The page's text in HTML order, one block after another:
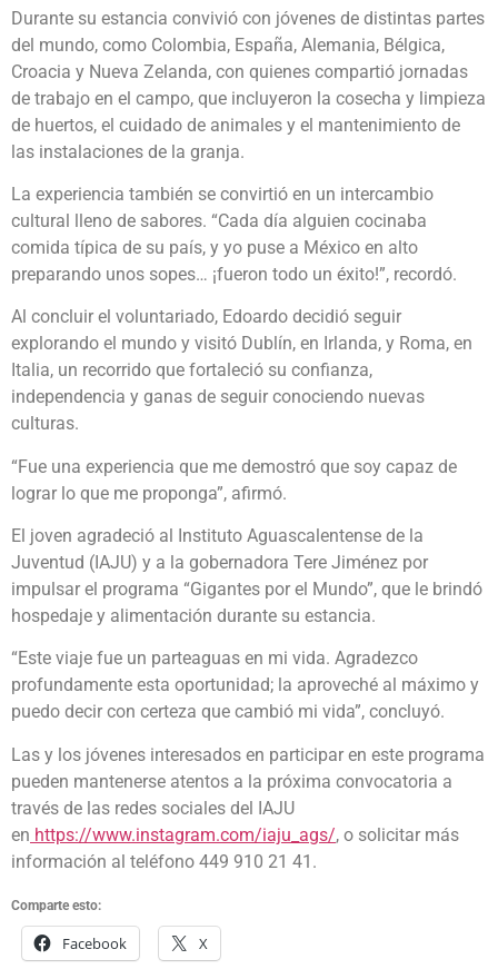
Durante su estancia convivió con jóvenes de distintas partes
del mundo, como Colombia, España, Alemania, Bélgica,
Croacia y Nueva Zelanda, con quienes compartió jornadas
de trabajo en el campo, que incluyeron la cosecha y limpieza
de huertos, el cuidado de animales y el mantenimiento de
las instalaciones de la granja.
La experiencia también se convirtió en un intercambio
cultural lleno de sabores. “Cada día alguien cocinaba
comida típica de su país, y yo puse a México en alto
preparando unos sopes… ¡fueron todo un éxito!”, recordó.
Al concluir el voluntariado, Edoardo decidió seguir
explorando el mundo y visitó Dublín, en Irlanda, y Roma, en
Italia, un recorrido que fortaleció su confianza,
independencia y ganas de seguir conociendo nuevas
culturas.
“Fue una experiencia que me demostró que soy capaz de
lograr lo que me proponga”, afirmó.
El joven agradeció al Instituto Aguascalentense de la
Juventud (IAJU) y a la gobernadora Tere Jiménez por
impulsar el programa “Gigantes por el Mundo”, que le brindó
hospedaje y alimentación durante su estancia.
“Este viaje fue un parteaguas en mi vida. Agradezco
profundamente esta oportunidad; la aproveché al máximo y
puedo decir con certeza que cambió mi vida”, concluyó.
Las y los jóvenes interesados en participar en este programa
pueden mantenerse atentos a la próxima convocatoria a
través de las redes sociales del IAJU
en https://www.instagram.com/iaju_ags/, o solicitar más
información al teléfono 449 910 21 41.
Comparte esto:
Facebook X